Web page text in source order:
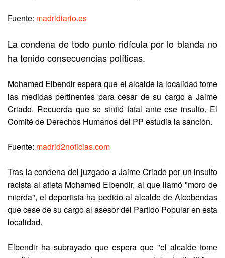
Fuente: madridiario.es
La condena de todo punto ridícula por lo blanda no
ha tenido consecuencias políticas.
Mohamed Elbendir espera que el alcalde la localidad tome
las medidas pertinentes para cesar de su cargo a Jaime
Criado. Recuerda que se sintió fatal ante ese insulto. El
Comité de Derechos Humanos del PP estudia la sanción.
Fuente: madrid2noticias.com
Tras la condena del juzgado a Jaime Criado por un insulto
racista al atleta Mohamed Elbendir, al que llamó "moro de
mierda", el deportista ha pedido al alcalde de Alcobendas
que cese de su cargo al asesor del Partido Popular en esta
localidad.
Elbendir ha subrayado que espera que "el alcalde tome